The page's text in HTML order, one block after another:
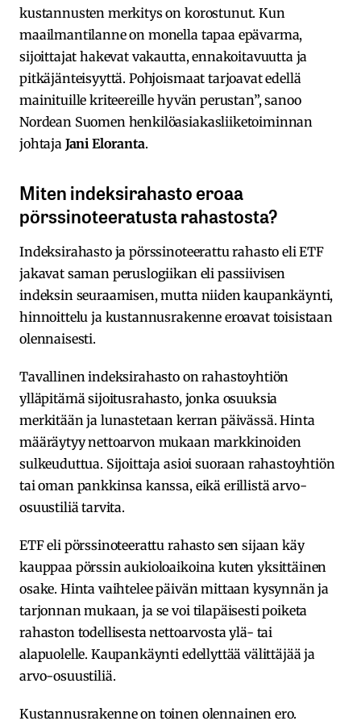
kustannusten merkitys on korostunut. Kun
maailmantilanne on monella tapaa epävarma,
sijoittajat hakevat vakautta, ennakoitavuutta ja
pitkäjänteisyyttä. Pohjoismaat tarjoavat edellä
mainituille kriteereille hyvän perustan”, sanoo
Nordean Suomen henkilöasiakasliiketoiminnan
johtaja Jani Eloranta.
Miten indeksirahasto eroaa
pörssinoteeratusta rahastosta?
Indeksirahasto ja pörssinoteerattu rahasto eli ETF
jakavat saman peruslogiikan eli passiivisen
indeksin seuraamisen, mutta niiden kaupankäynti,
hinnoittelu ja kustannusrakenne eroavat toisistaan
olennaisesti.
Tavallinen indeksirahasto on rahastoyhtiön
ylläpitämä sijoitusrahasto, jonka osuuksia
merkitään ja lunastetaan kerran päivässä. Hinta
määräytyy nettoarvon mukaan markkinoiden
sulkeuduttua. Sijoittaja asioi suoraan rahastoyhtiön
tai oman pankkinsa kanssa, eikä erillistä arvo-
osuustiliä tarvita.
ETF eli pörssinoteerattu rahasto sen sijaan käy
kauppaa pörssin aukioloaikoina kuten yksittäinen
osake. Hinta vaihtelee päivän mittaan kysynnän ja
tarjonnan mukaan, ja se voi tilapäisesti poiketa
rahaston todellisesta nettoarvosta ylä- tai
alapuolelle. Kaupankäynti edellyttää välittäjää ja
arvo-osuustiliä.
Kustannusrakenne on toinen olennainen ero.